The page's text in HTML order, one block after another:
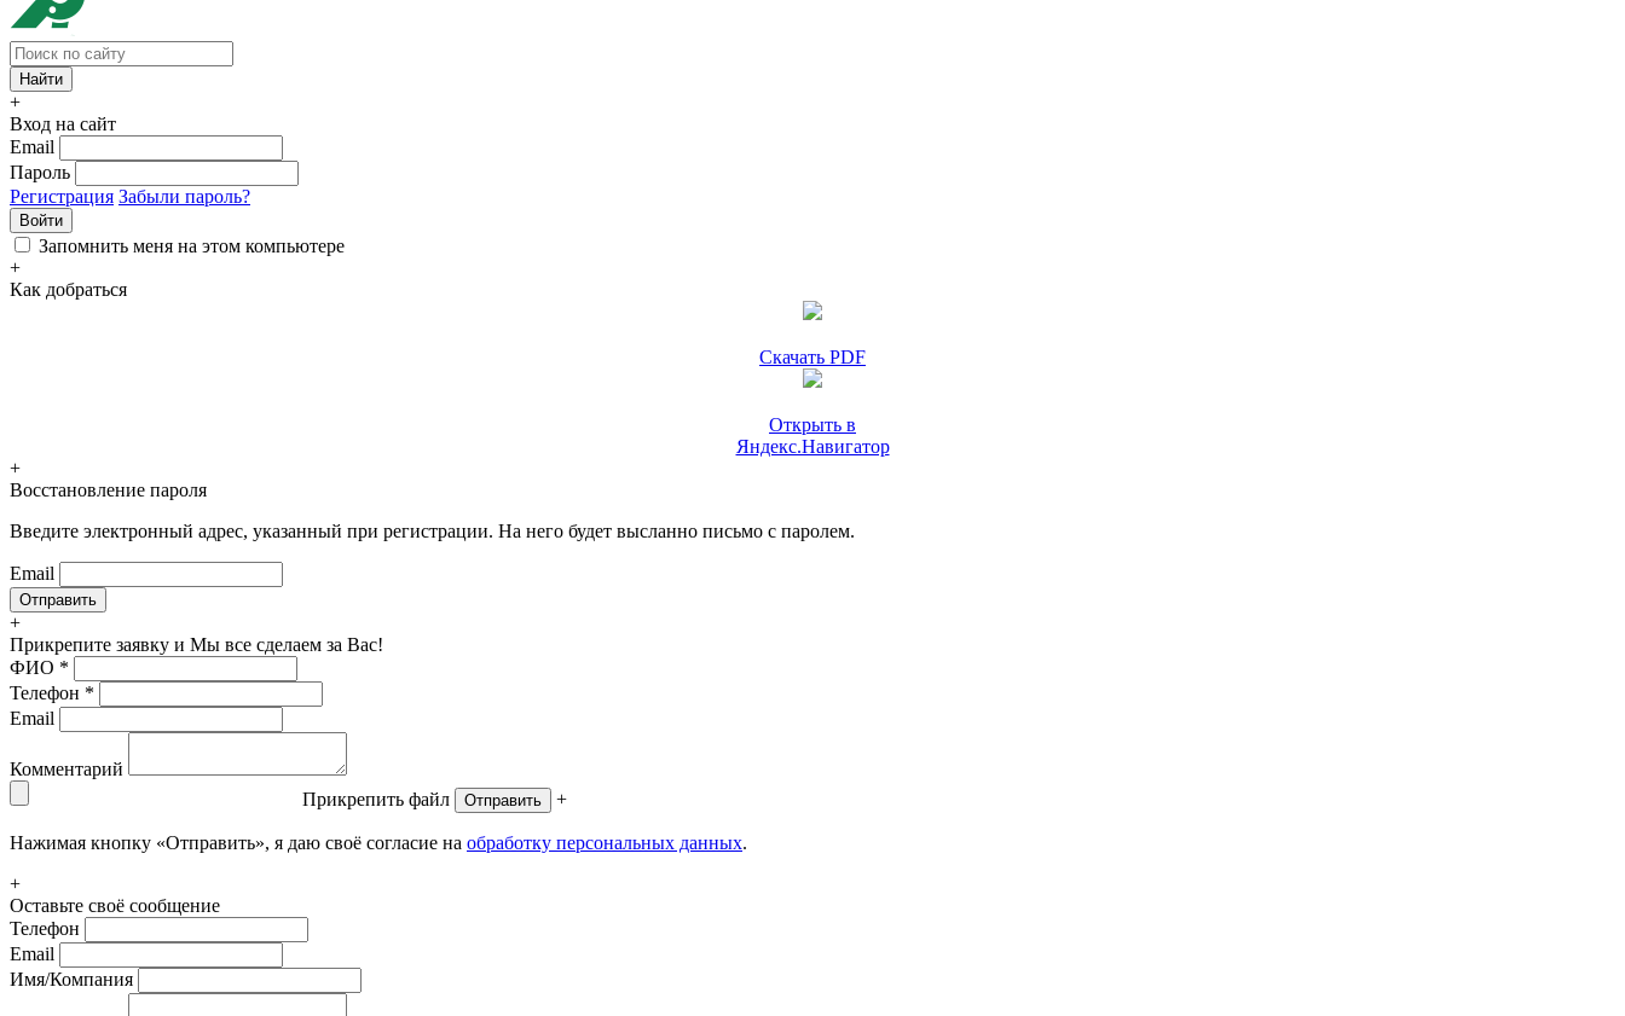
+
Вход на сайт
Email
Пароль
Регистрация Забыли пароль?
Войти
Запомнить меня на этом компьютере
+
Как добраться
Скачать PDF
Открыть в
Яндекс.Навигатор
+
Восстановление пароля
Введите электронный адрес, указанный при регистрации. На него будет высланно письмо с паролем.
Email
+
Прикрепите заявку и Мы все сделаем за Вас!
ФИО *
Телефон *
Email
Комментарий
Прикрепить файл
Отправить +
Нажимая кнопку «Отправить», я даю своё согласие на обработку персональных данных.
+
Оставьте своё сообщение
Телефон
Email
Имя/Компания